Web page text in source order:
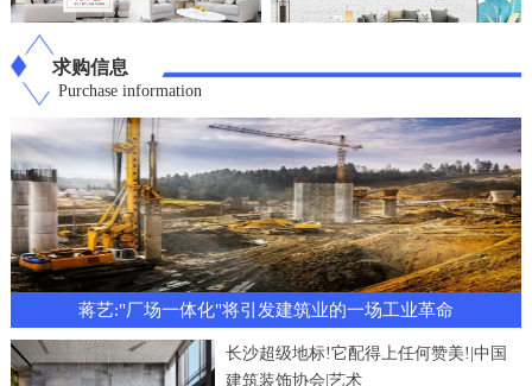
求购信息
Purchase information
蒋艺:"厂场一体化"将引发建筑业的一场工业革命
长沙超级地标!它配得上任何赞美!|中国
建筑装饰协会|艺术